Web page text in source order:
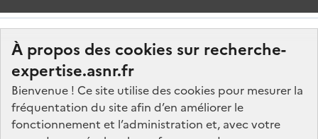
À propos des cookies sur recherche-
expertise.asnr.fr
Bienvenue ! Ce site utilise des cookies pour mesurer la
fréquentation du site afin d’en améliorer le
fonctionnement et l’administration et, avec votre
Nos marchés